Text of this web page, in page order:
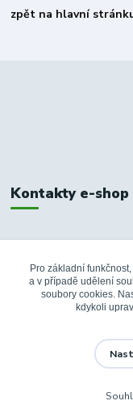
zpět na hlavní
Kontakty e-shop
+420 326 748 155
Pro základní
a v případě udělení
soubory cookies.
kdykoli